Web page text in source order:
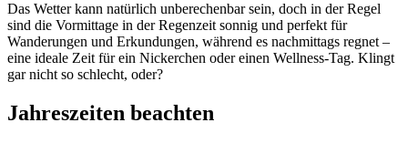
Das Wetter kann natürlich unberechenbar sein, doch in der Regel
sind die Vormittage in der Regenzeit sonnig und perfekt für
Wanderungen und Erkundungen, während es nachmittags regnet –
eine ideale Zeit für ein Nickerchen oder einen Wellness-Tag. Klingt
gar nicht so schlecht, oder?
Jahreszeiten beachten